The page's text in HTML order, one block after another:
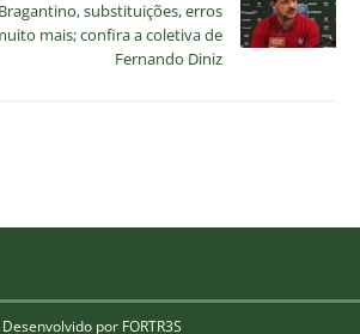
substituições, erros
mais; confira a coletiva de
Fernando Diniz
Desenvolvido por FORTR3S